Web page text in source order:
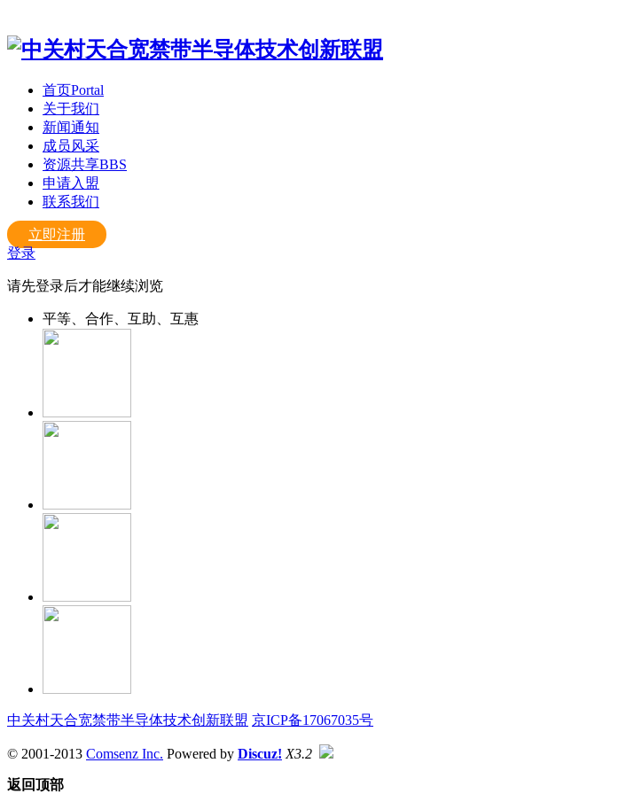
首页Portal
关于我们
新闻通知
成员风采
资源共享BBS
申请入盟
联系我们
立即注册
登录
请先登录后才能继续浏览
平等、合作、互助、互惠
中关村天合宽禁带半导体技术创新联盟 京ICP备17067035号
© 2001-2013 Comsenz Inc. Powered by Discuz! X3.2
返回顶部